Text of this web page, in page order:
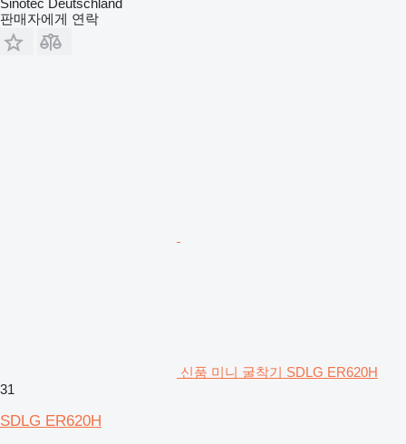
판매자에게 연락
신품 미니 굴착기 SDLG ER620H
31
SDLG ER620H